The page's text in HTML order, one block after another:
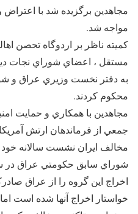
مجاهدین برگزيده شد با
مواجه شد.
كميته ناظر بر اردوگاه تحصن
مستقل ، اعضاي شوراي نجات
به دفتر نخست وزيري عراق و
محكوم كردند.
مجاهدین با همكاري و حمايت
جمعي از فرماندهان ارتش
مخالف ایران نشست سالانه خود
اخراج این گروه را از عراق
خواستار اخراج آنها شده ‌است اما